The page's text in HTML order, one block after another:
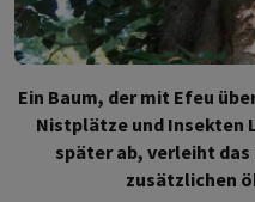
Ein Baum, der mit Efeu
Nistplätze und Insekten
später ab, verleiht
zusätzlichen